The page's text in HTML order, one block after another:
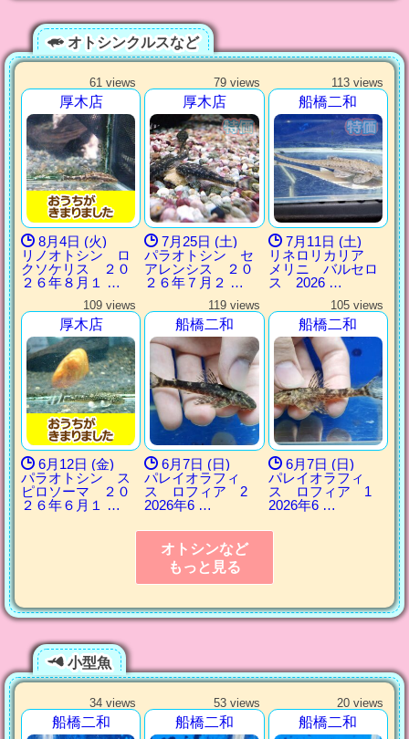
オトシンクルスなど
61 views
厚木店
8月4日 (火)
リノオトシン ロ
クソケリス ２０
２６年８月１ …
79 views
厚木店
7月25日 (土)
パラオトシン セ
アレンシス ２０
２６年７月２ …
113 views
船橋二和
7月11日 (土)
リネロリカリア
メリニ バルセロ
ス 2026 …
109 views
厚木店
6月12日 (金)
パラオトシン ス
ピロソーマ ２０
２６年６月１ …
119 views
船橋二和
6月7日 (日)
パレイオラフィ
ス ロフィア 2
2026年6 …
105 views
船橋二和
6月7日 (日)
パレイオラフィ
ス ロフィア 1
2026年6 …
オトシンなど
もっと見る
小型魚
34 views
船橋二和
53 views
船橋二和
20 views
船橋二和